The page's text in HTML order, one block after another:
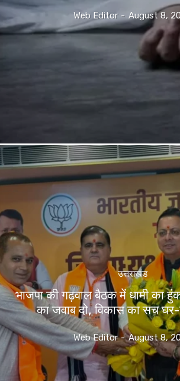
Web Editor - August 8,
उत्तराखंड
भाजपा की गढ़वाल बैठक में धामी का
का जवाब दो, विकास का सच
Web Editor - August 8,